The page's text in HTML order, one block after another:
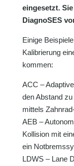
eingesetzt.
DiagnoSES
Einige
Kalibrierung
kommen:
ACC –
den Abstand
mittels
AEB –
Kollision mit
ein
LDWS – Lane